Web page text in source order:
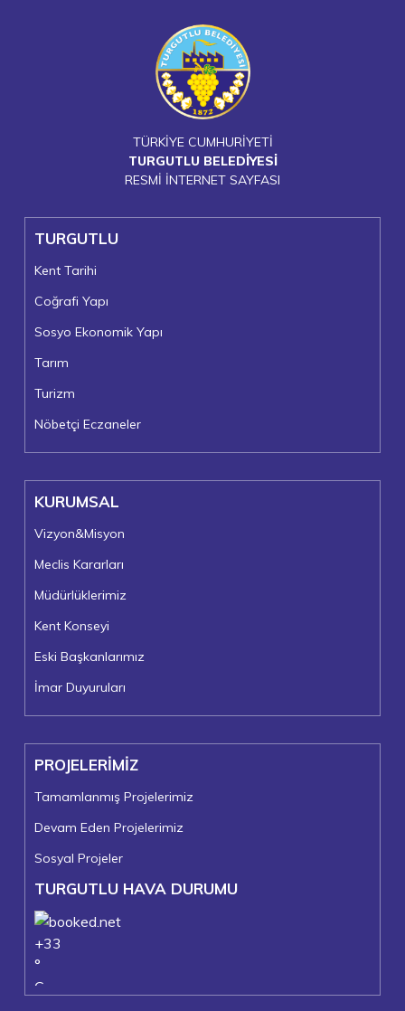
TÜRKİYE CUMHURİYETİ
TURGUTLU BELEDİYESİ
RESMİ İNTERNET SAYFASI
TURGUTLU
Kent Tarihi
Coğrafi Yapı
Sosyo Ekonomik Yapı
Tarım
Turizm
Nöbetçi Eczaneler
KURUMSAL
Vizyon&Misyon
Meclis Kararları
Müdürlüklerimiz
Kent Konseyi
Eski Başkanlarımız
İmar Duyuruları
PROJELERİMİZ
Tamamlanmış Projelerimiz
Devam Eden Projelerimiz
Sosyal Projeler
TURGUTLU HAVA DURUMU
+33
°
C